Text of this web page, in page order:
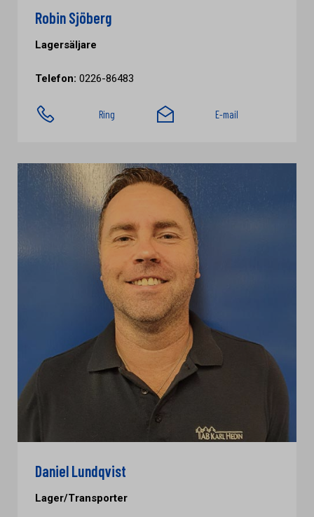
Robin Sjöberg
Lagersäljare
Telefon: 0226-86483
Ring E-mail
Daniel Lundqvist
Lager/Transporter